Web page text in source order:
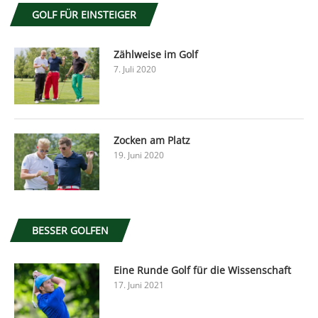
GOLF FÜR EINSTEIGER
Zählweise im Golf
7. Juli 2020
Zocken am Platz
19. Juni 2020
BESSER GOLFEN
Eine Runde Golf für die Wissenschaft
17. Juni 2021